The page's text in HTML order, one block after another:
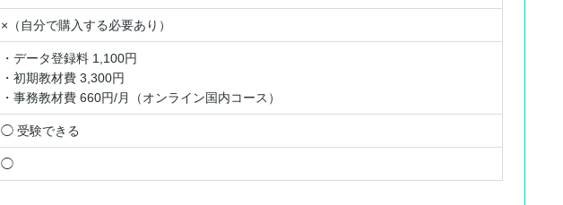
×（自分で購入する必要あり）
・データ登録料 1,100円
・初期教材費 3,300円
・事務教材費 660円/月（オンライン国内コース）
◯ 受験できる
◯